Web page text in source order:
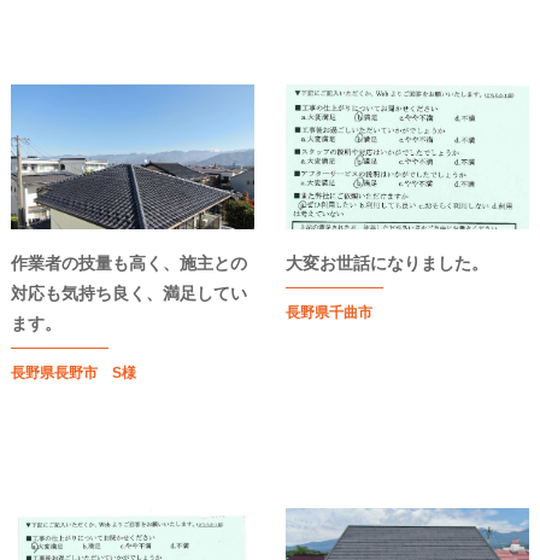
作業者の技量も高く、施主との
対応も気持ち良く、満足してい
ます。
長野県長野市 S様
大変お世話になりました。
長野県千曲市